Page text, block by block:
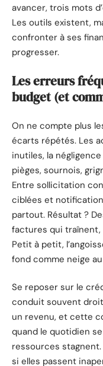
avancer, trois mots
Les outils existent,
confronter à ses
progresser.
Les erreurs
budget (et
On ne compte plus
écarts répétés. Les
inutiles, la
pièges, sournois,
Entre sollicitation
ciblées et
partout. Résultat ?
factures qui
Petit à petit,
fond comme neige
Se reposer sur le
conduit souvent droit
un revenu, et cette
quand le quotidien
ressources
si elles passent